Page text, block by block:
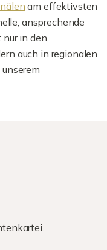
am effektivsten
ansprechende
in den
auch in regionalen